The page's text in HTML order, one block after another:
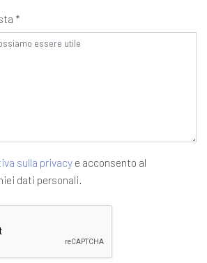
*
sulla privacy e acconsento al
dati personali.